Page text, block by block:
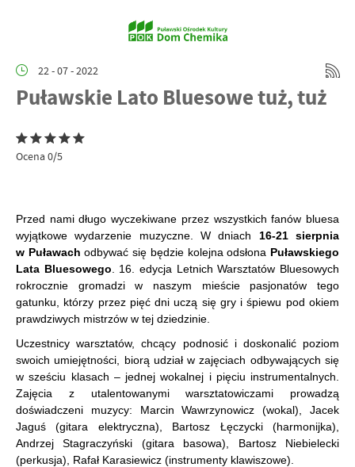
22 - 07 - 2022
Puławskie Lato Bluesowe tuż, tuż
Ocena 0/5
Przed nami długo wyczekiwane przez wszystkich fanów bluesa
wyjątkowe wydarzenie muzyczne. W dniach 16-21 sierpnia
w Puławach odbywać się będzie kolejna odsłona Puławskiego
Lata Bluesowego . 16. edycja Letnich Warsztatów Bluesowych
rokrocznie gromadzi w naszym mieście pasjonatów tego
gatunku, którzy przez pięć dni uczą się gry i śpiewu pod okiem
prawdziwych mistrzów w tej dziedzinie.
Uczestnicy warsztatów, chcący podnosić i doskonalić poziom
swoich umiejętności, biorą udział w zajęciach odbywających się
w sześciu klasach – jednej wokalnej i pięciu instrumentalnych.
Zajęcia z utalentowanymi warsztatowiczami prowadzą
doświadczeni muzycy: Marcin Wawrzynowicz (wokal), Jacek
Jaguś (gitara elektryczna), Bartosz Łęczycki (harmonijka),
Andrzej Stagraczyński (gitara basowa), Bartosz Niebielecki
(perkusja), Rafał Karasiewicz (instrumenty klawiszowe).